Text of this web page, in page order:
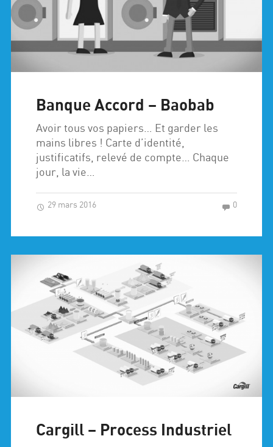
Banque Accord – Baobab
Avoir tous vos papiers… Et garder les
mains libres ! Carte d’identité,
justificatifs, relevé de compte… Chaque
jour, la vie…
29 mars 2016 0
Cargill – Process Industriel